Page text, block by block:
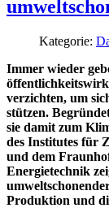
Kategorie:
Immer wieder
verzichten, um
stützen.
sie damit zum
des Institutes für
und dem
Energietechnik
Produktion und